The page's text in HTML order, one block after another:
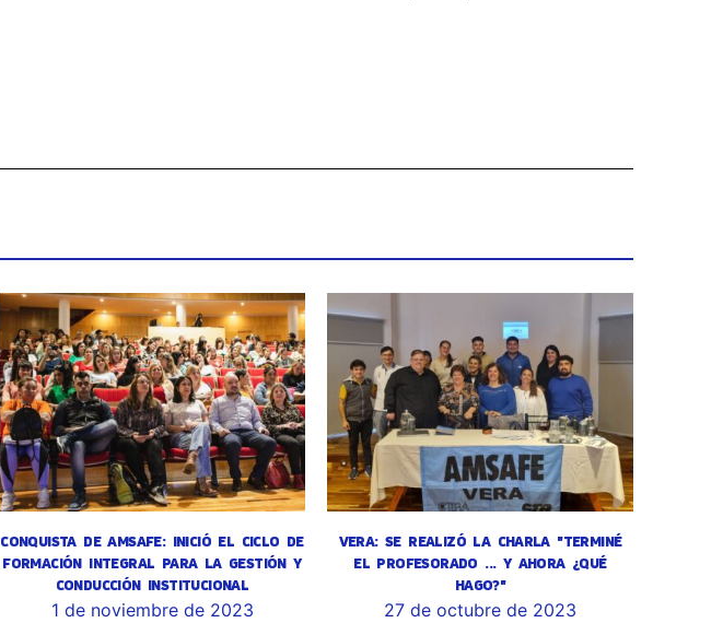
CONQUISTA DE AMSAFE: INICIÓ EL CICLO DE
FORMACIÓN INTEGRAL PARA LA GESTIÓN Y
CONDUCCIÓN INSTITUCIONAL
1 de noviembre de 2023
VERA: SE REALIZÓ LA CHARLA "TERMINÉ
EL PROFESORADO ... Y AHORA ¿QUÉ
HAGO?"
27 de octubre de 2023